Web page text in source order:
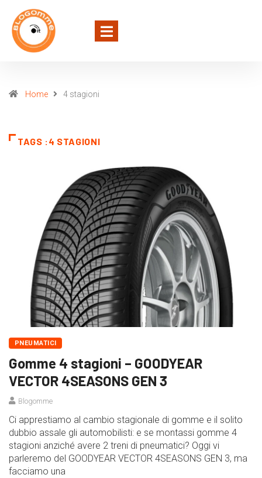
Home 4 stagioni
TAGS :4 STAGIONI
PNEUMATICI
Gomme 4 stagioni – GOODYEAR
VECTOR 4SEASONS GEN 3
Blogomme
Ci apprestiamo al cambio stagionale di gomme e il solito
dubbio assale gli automobilisti: e se montassi gomme 4
stagioni anziché avere 2 treni di pneumatici? Oggi vi
parleremo del GOODYEAR VECTOR 4SEASONS GEN 3, ma
facciamo una